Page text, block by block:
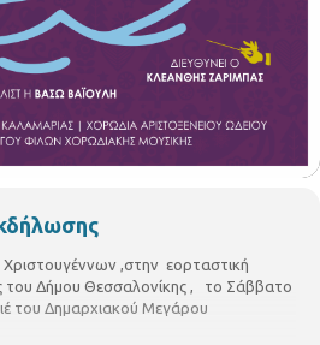
,στην εορταστική
του Δήμου Θεσσαλονίκης , το Σάββατο
του Δημαρχιακού Μεγάρου